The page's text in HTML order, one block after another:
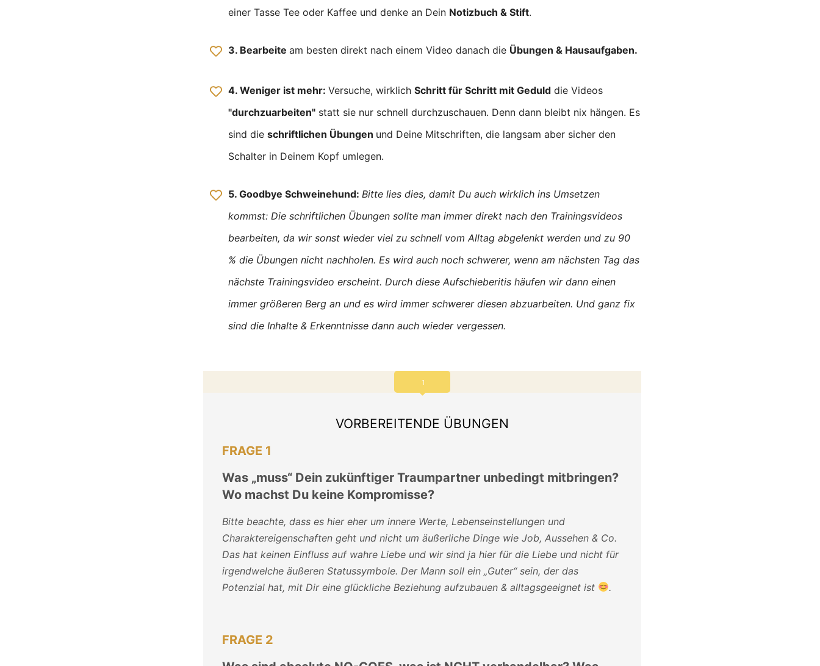
einer Tasse Tee oder Kaffee und denke an Dein Notizbuch & Stift.
3. Bearbeite am besten direkt nach einem Video danach die Übungen & Hausaufgaben.
4. Weniger ist mehr: Versuche, wirklich Schritt für Schritt mit Geduld die Videos
"durchzuarbeiten" statt sie nur schnell durchzuschauen. Denn dann bleibt nix hängen. Es
sind die schriftlichen Übungen und Deine Mitschriften, die langsam aber sicher den
Schalter in Deinem Kopf umlegen.
5. Goodbye Schweinehund: Bitte lies dies, damit Du auch wirklich ins Umsetzen
kommst: Die schriftlichen Übungen sollte man immer direkt nach den Trainingsvideos
bearbeiten, da wir sonst wieder viel zu schnell vom Alltag abgelenkt werden und zu 90
% die Übungen nicht nachholen. Es wird auch noch schwerer, wenn am nächsten Tag das
nächste Trainingsvideo erscheint. Durch diese Aufschieberitis häufen wir dann einen
immer größeren Berg an und es wird immer schwerer diesen abzuarbeiten. Und ganz fix
sind die Inhalte & Erkenntnisse dann auch wieder vergessen.
1
VORBEREITENDE ÜBUNGEN
FRAGE 1
Was „muss“ Dein zukünftiger Traumpartner unbedingt mitbringen?
Wo machst Du keine Kompromisse?
Bitte beachte, dass es hier eher um innere Werte, Lebenseinstellungen und
Charaktereigenschaften geht und nicht um äußerliche Dinge wie Job, Aussehen & Co.
Das hat keinen Einfluss auf wahre Liebe und wir sind ja hier für die Liebe und nicht für
irgendwelche äußeren Statussymbole. Der Mann soll ein „Guter“ sein, der das
Potenzial hat, mit Dir eine glückliche Beziehung aufzubauen & alltagsgeeignet ist
.
FRAGE 2